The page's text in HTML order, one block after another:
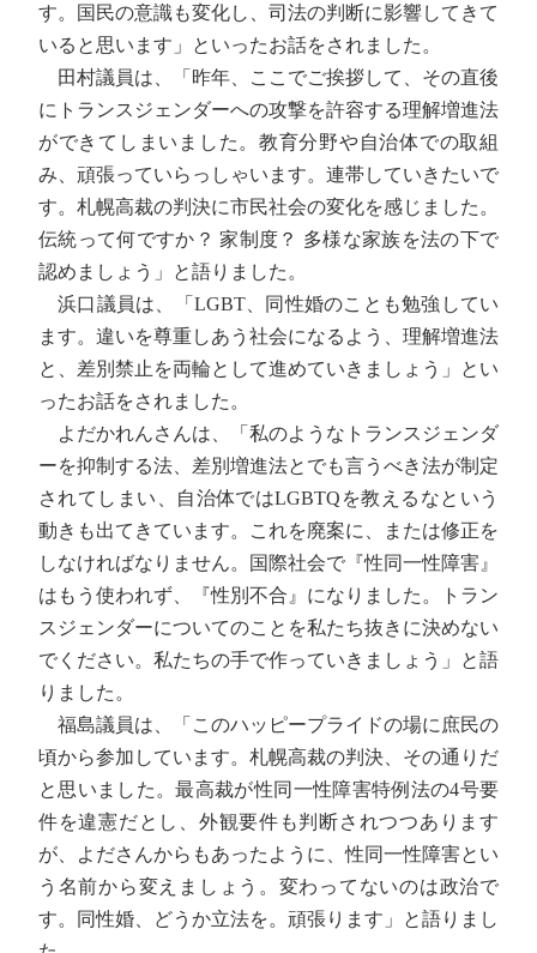
す。国民の意識も変化し、司法の判断に影響してきて
いると思います」といったお話をされました。
田村議員は、「昨年、ここでご挨拶して、その直後
にトランスジェンダーへの攻撃を許容する理解増進法
ができてしまいました。教育分野や自治体での取組
み、頑張っていらっしゃいます。連帯していきたいで
す。札幌高裁の判決に市民社会の変化を感じました。
伝統って何ですか？ 家制度？ 多様な家族を法の下で
認めましょう」と語りました。
浜口議員は、「LGBT、同性婚のことも勉強してい
ます。違いを尊重しあう社会になるよう、理解増進法
と、差別禁止を両輪として進めていきましょう」とい
ったお話をされました。
よだかれんさんは、「私のようなトランスジェンダ
ーを抑制する法、差別増進法とでも言うべき法が制定
されてしまい、自治体ではLGBTQを教えるなという
動きも出てきています。これを廃案に、または修正を
しなければなりません。国際社会で『性同一性障害』
はもう使われず、『性別不合』になりました。トラン
スジェンダーについてのことを私たち抜きに決めない
でください。私たちの手で作っていきましょう」と語
りました。
福島議員は、「このハッピープライドの場に庶民の
頃から参加しています。札幌高裁の判決、その通りだ
と思いました。最高裁が性同一性障害特例法の4号要
件を違憲だとし、外観要件も判断されつつあります
が、よださんからもあったように、性同一性障害とい
う名前から変えましょう。変わってないのは政治で
す。同性婚、どうか立法を。頑張ります」と語りまし